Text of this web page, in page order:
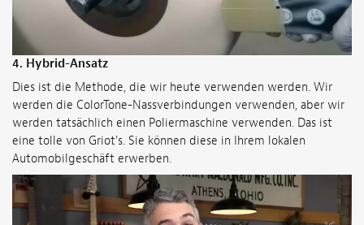
4. Hybrid-Ansatz
Dies ist die Methode, die wir heute verwenden werden. Wir
werden die ColorTone-Nassverbindungen verwenden, aber wir
werden tatsächlich einen Poliermaschine verwenden. Das ist
eine tolle von Griot's. Sie können diese in Ihrem lokalen
Automobilgeschäft erwerben.